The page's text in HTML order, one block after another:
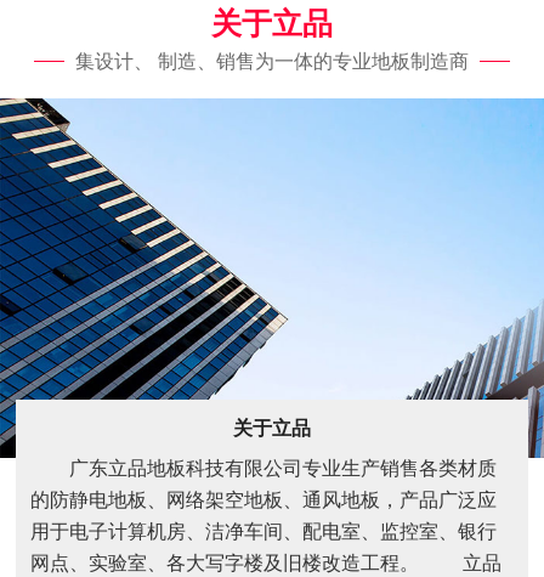
关于立品
集设计、 制造、销售为一体的专业地板制造商
关于立品
广东立品地板科技有限公司专业生产销售各类材质
的防静电地板、网络架空地板、通风地板，产品广泛应
用于电子计算机房、洁净车间、配电室、监控室、银行
网点、实验室、各大写字楼及旧楼改造工程。 立品